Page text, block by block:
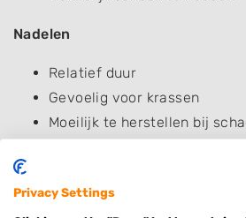
Nadelen
Relatief duur
Gevoelig voor krassen
Moeilijk te herstellen bij
Toepassing
Privacy Settings